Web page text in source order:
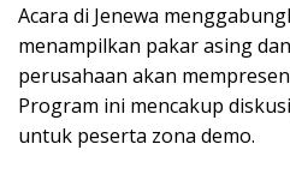
Acara di Jenewa
menampilkan pakar asing
perusahaan akan
Program ini mencakup
untuk peserta zona demo.